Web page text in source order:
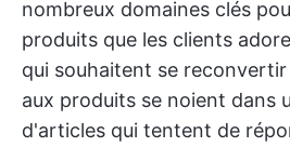
nombreux domaines clés
produits que les clients
qui souhaitent se
aux produits se noient dans
d'articles qui tentent de